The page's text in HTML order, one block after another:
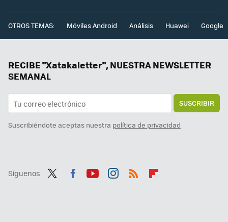
OTROS TEMAS: Móviles Android Análisis Huawei Google
RECIBE "Xatakaletter", NUESTRA NEWSLETTER
SEMANAL
SUSCRIBIR
Suscribiéndote aceptas nuestra política de privacidad
Síguenos